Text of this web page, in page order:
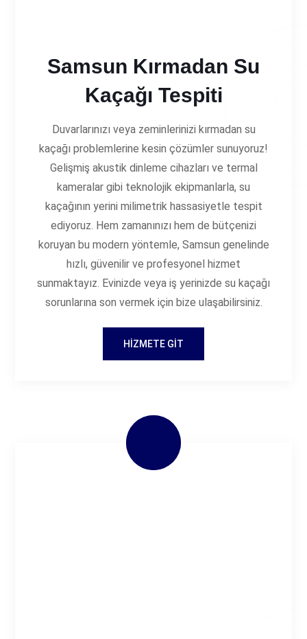
Samsun Kırmadan Su
Kaçağı Tespiti
Duvarlarınızı veya zeminlerinizi kırmadan su
kaçağı problemlerine kesin çözümler sunuyoruz!
Gelişmiş akustik dinleme cihazları ve termal
kameralar gibi teknolojik ekipmanlarla, su
kaçağının yerini milimetrik hassasiyetle tespit
ediyoruz. Hem zamanınızı hem de bütçenizi
koruyan bu modern yöntemle, Samsun genelinde
hızlı, güvenilir ve profesyonel hizmet
sunmaktayız. Evinizde veya iş yerinizde su kaçağı
sorunlarına son vermek için bize ulaşabilirsiniz.
HIZMETE GIT